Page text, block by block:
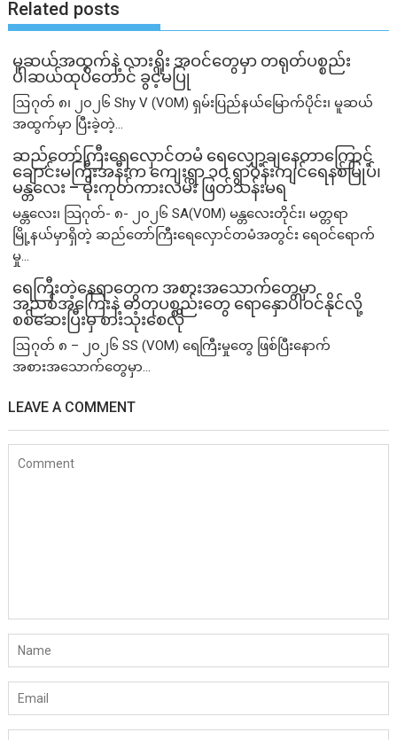
Related posts
မူဆယ်အထွက်နဲ့ လားရှိုး အဝင်တွေမှာ တရုတ်ပစ္စည်း
ပါဆယ်ထုပ်တောင် ခွင့်မပြု
ဩဂုတ် ၈၊ ၂၀၂၆ Shy V (VOM) ရှမ်းပြည်နယ်မြောက်ပိုင်း၊ မူဆယ်
အထွက်မှာ ပြီးခဲ့တဲ့...
ဆည်တော်ကြီးရေလှောင်တမံ ရေလျှော့ချနေတာကြောင့်
ချောင်းမကြီးအနီးက ကျေးရွာ ၁၀ ရွာဝန်းကျင်ရေနစ်မြုပ်၊
မန္တလေး – မိုးကုတ်ကားလမ်း ဖြတ်သန်းမရ
မန္တလေး၊ သြဂုတ်- ၈- ၂၀၂၆ SA(VOM) မန္တလေးတိုင်း၊ မတ္တရာ
မြို့နယ်မှာရှိတဲ့ ဆည်တော်ကြီးရေလှောင်တမံအတွင်း ရေဝင်ရောက်
မှု...
ရေကြီးတဲ့​နေရာ​တွေက အစားအသောက်တွေမှာ
အညစ်အကြေးနဲ့ ဓာတုပစ္စည်းတွေ ရောနှောပါဝင်နိုင်လို့
စစ်ဆေးပြီးမှ စားသုံးစေလို
ဩဂုတ် ၈ – ၂၀၂၆ SS (VOM) ရေကြီးမှုတွေ ဖြစ်ပြီးနောက်
အစားအသောက်တွေမှာ...
LEAVE A COMMENT